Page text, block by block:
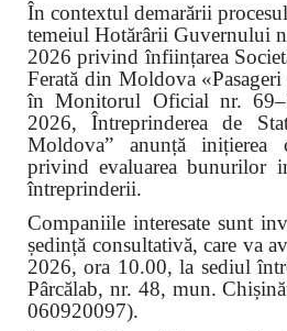
În contextul demarării
temeiul Hotărârii Guvernului
2026 privind înființarea
Ferată din Moldova
în Monitorul Oficial nr.
2026, Întreprinderea de
Moldova” anunță inițierea
privind evaluarea bunurilor
întreprinderii.
Companiile interesate sunt
ședință consultativă, care va
2026, ora 10.00, la sediul
Pârcălab, nr. 48, mun.
060920097).